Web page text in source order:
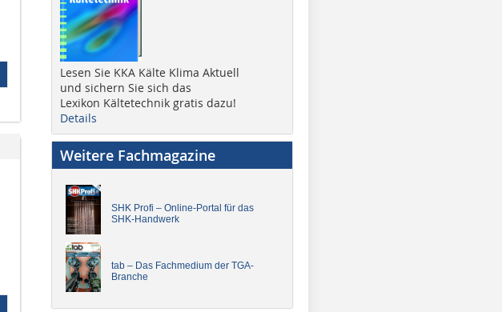
Lesen Sie KKA Kälte Klima Aktuell
und sichern Sie sich das
Lexikon Kältetechnik gratis dazu!
Details
Weitere Fachmagazine
SHK Profi – Online-Portal für das
SHK-Handwerk
tab – Das Fachmedium der TGA-
Branche